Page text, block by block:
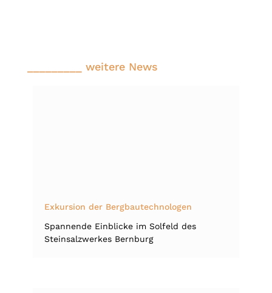
_________ weitere News
Exkursion der Bergbautechnologen
Spannende Einblicke im Solfeld des
Steinsalzwerkes Bernburg